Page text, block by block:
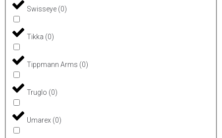
Swisseye (0)
Tikka (0)
Tippmann Arms (0)
Truglo (0)
Umarex (0)